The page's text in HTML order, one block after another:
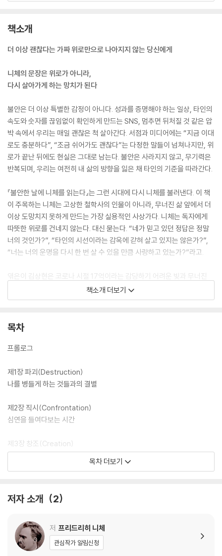
책소개
더 이상 괜찮다는 가짜 위로만으로 나아지지 않는 당신에게
니체의 문장은 위로가 아니라,
다시 살아가게 하는 망치가 된다
불안은 더 이상 특별한 감정이 아니다. 성과를 증명해야 하는 일상, 타인의
속도와 숫자를 끊임없이 확인하게 만드는 SNS, 멈추면 뒤처질 것 같은 압
박 속에서 우리는 매일 괜찮은 척 살아간다. 서점과 미디어에는 “지금 이대
로도 충분하다”, “조금 쉬어가도 괜찮다”는 다정한 말들이 넘쳐나지만, 위
로가 끝난 뒤에도 현실은 그대로 남는다. 불안은 사라지지 않고, 무기력은
반복되며, 우리는 여전히 내 삶의 방향을 잃은 채 타인의 기준을 따라간다.
『불안한 날에 니체를 읽는다』는 그런 시대에 다시 니체를 불러낸다. 이 책
이 주목하는 니체는 고상한 철학사의 인물이 아니라, 무너진 삶 앞에서 더
이상 도망치지 못하게 만드는 가장 실용적인 사상가다. 니체는 독자에게
따뜻한 위로를 건네지 않는다. 대신 묻는다. “네가 믿고 있던 정답은 정말
너의 것인가?”, “타인의 시선이라는 감옥에 갇혀 살고 있지는 않은가?”,
“너는 너의 운명을 다시 한 번 살 수 있을 만큼 사랑하고 있는가?”라고.
엮은이 김상현은 코로나 시절 17억이라는 감당하기 어려운 빚과 무너진
몸과 마음을 지나며 니체를 붙잡았다. 세상에 널린 얄팍한 위로가 아니라,
자기 안의 비겁함과 자기합리화를 깨뜨리는 니체의 문장이 그를 다시 일으
한 인간이 진흙탕 같은 시간을 지나며 니체의 문장을 현실의 언어로 붙들
책소개 더보기
목차
프롤로그
제1장 파괴(Destruction)
나를 병들게 하는 것들과의 결별
제2장 직시(Confrontation)
심연을 들여다보는 시간
제3장 창조(Creation)
내 삶의 입법자가 되다
타인의 시선에서 해방된 자의 거리 두기
제6장 멘탈의 회복
목차 더보기
저자 소개 2
저 프리드리히 니체
관심작가 알림신청